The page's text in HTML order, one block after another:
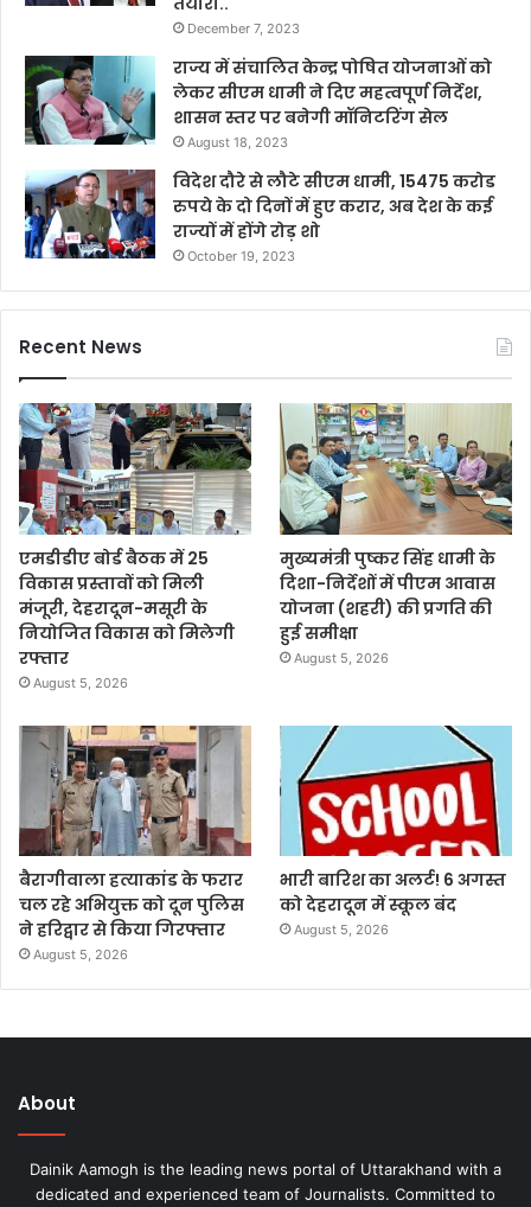
December 7, 2023
राज्य में संचालित केन्द्र पोषित योजनाओं को
लेकर सीएम धामी ने दिए महत्वपूर्ण निर्देश,
शासन स्तर पर बनेगी मॉनिटरिंग सेल
August 18, 2023
विदेश दौरे से लौटे सीएम धामी, 15475 करोड
रुपये के दो दिनों में हुए करार, अब देश के कई
राज्यों में होंगे रोड़ शो
October 19, 2023
Recent News
एमडीडीए बोर्ड बैठक में 25
विकास प्रस्तावों को मिली
मंजूरी, देहरादून-मसूरी के
नियोजित विकास को मिलेगी
रफ्तार
August 5, 2026
मुख्यमंत्री पुष्कर सिंह धामी के
दिशा-निर्देशों में पीएम आवास
योजना (शहरी) की प्रगति की
हुई समीक्षा
August 5, 2026
बैरागीवाला हत्याकांड के फरार
चल रहे अभियुक्त को दून पुलिस
ने हरिद्वार से किया गिरफ्तार
August 5, 2026
भारी बारिश का अलर्ट! 6 अगस्त
को देहरादून में स्कूल बंद
August 5, 2026
About
Dainik Aamogh is the leading news portal of Uttarakhand with a
dedicated and experienced team of Journalists. Committed to